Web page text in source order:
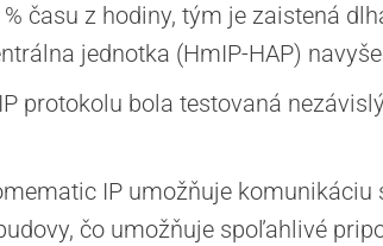
času z hodiny, tým je zaistená
jednotka (HmIP-HAP)
protokolu bola testovaná
IP umožňuje
čo umožňuje spoľahlivé